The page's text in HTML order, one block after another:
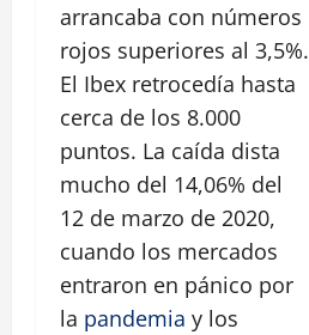
arrancaba con números
rojos superiores al 3,5%.
El Ibex retrocedía hasta
cerca de los 8.000
puntos. La caída dista
mucho del 14,06% del
12 de marzo de 2020,
cuando los mercados
entraron en pánico por
la pandemia y los